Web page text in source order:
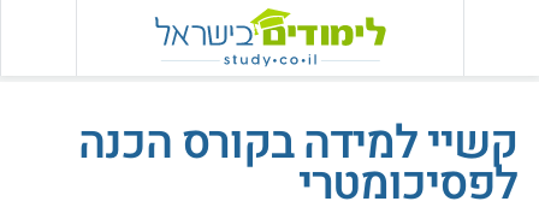
קשיי למידה בקורס הכנה
לפסיכומטרי